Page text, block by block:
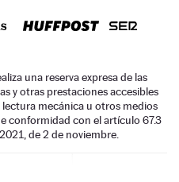
una reserva expresa de las
y otras prestaciones accesibles
mecánica u otros medios
conformidad con el artículo 67.3
de 2 de noviembre.